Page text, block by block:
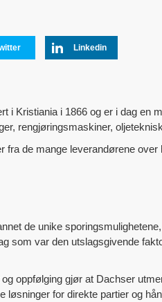
Linkedin
i Kristiania i 1866 og er i dag en
rengjøringsmaskiner,
de mange leverandørene over
de unike
som var den utslagsgivende
oppfølging gjør at Dachser
for direkte partier og